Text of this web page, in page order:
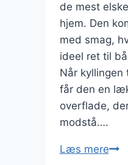
de mest
hjem. Den
med smag,
ideel ret til
Når kyllingen
får den en
overflade,
modstå….
Læs mere